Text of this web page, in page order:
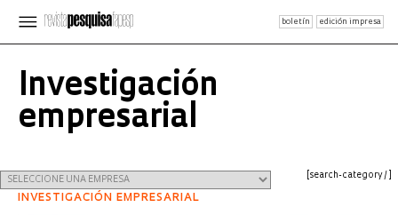
boletín edición impresa
Investigación
empresarial
[search-category /]
INVESTIGACIÓN EMPRESARIAL